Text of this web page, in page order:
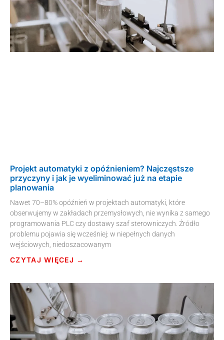
Projekt automatyki z opóźnieniem? Najczęstsze
przyczyny i jak je wyeliminować już na etapie
planowania
Nawet 70–80% opóźnień w projektach automatyki, które
obserwujemy w zakładach przemysłowych, nie wynika z samego
programowania PLC czy dostawy szaf sterowniczych. Źródło
problemu pojawia się wcześniej: w niepełnych danych
wejściowych, niedoszacowanym
CZYTAJ WIĘCEJ →